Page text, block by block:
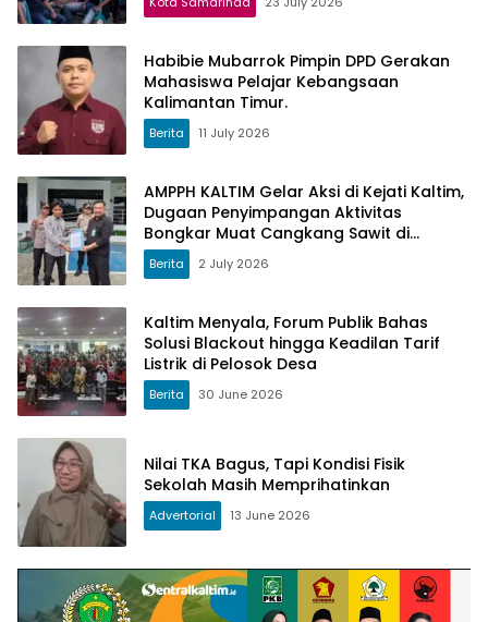
Habibie Mubarrok Pimpin DPD Gerakan
Mahasiswa Pelajar Kebangsaan
Kalimantan Timur.
Berita 11 July 2026
AMPPH KALTIM Gelar Aksi di Kejati Kaltim,
Dugaan Penyimpangan Aktivitas
Bongkar Muat Cangkang Sawit di
Logpond Tubaan
Berita 2 July 2026
Kaltim Menyala, Forum Publik Bahas
Solusi Blackout hingga Keadilan Tarif
Listrik di Pelosok Desa
Berita 30 June 2026
Nilai TKA Bagus, Tapi Kondisi Fisik
Sekolah Masih Memprihatinkan
Advertorial 13 June 2026